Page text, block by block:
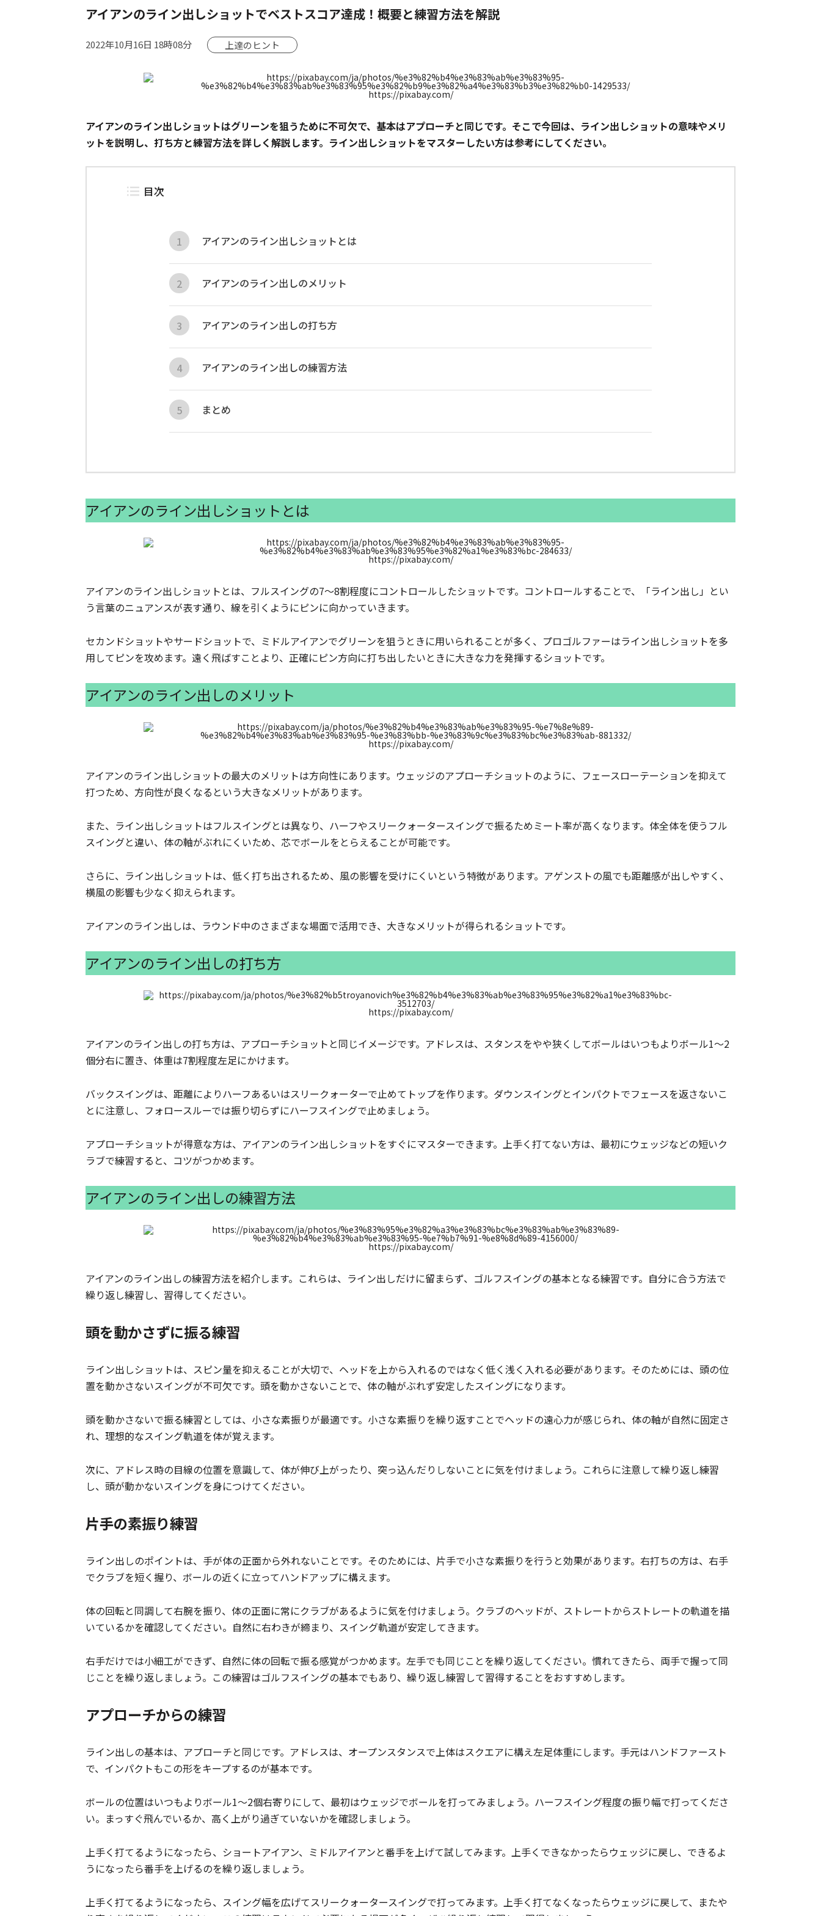
アイアンのライン出しショットでベストスコア達成！概要と練習方法を解説
2022年10月16日 18時08分 上達のヒント
https://pixabay.com/
アイアンのライン出しショットはグリーンを狙うために不可欠で、基本はアプローチと同じです。そこで今回は、ライン出しショットの意味やメリ
ットを説明し、打ち方と練習方法を詳しく解説します。ライン出しショットをマスターしたい方は参考にしてください。
目次
アイアンのライン出しショットとは
アイアンのライン出しのメリット
アイアンのライン出しの打ち方
アイアンのライン出しの練習方法
まとめ
アイアンのライン出しショットとは
https://pixabay.com/
アイアンのライン出しショットとは、フルスイングの7～8割程度にコントロールしたショットです。コントロールすることで、「ライン出し」とい
う言葉のニュアンスが表す通り、線を引くようにピンに向かっていきます。
セカンドショットやサードショットで、ミドルアイアンでグリーンを狙うときに用いられることが多く、プロゴルファーはライン出しショットを多
用してピンを攻めます。遠く飛ばすことより、正確にピン方向に打ち出したいときに大きな力を発揮するショットです。
アイアンのライン出しのメリット
https://pixabay.com/
アイアンのライン出しショットの最大のメリットは方向性にあります。ウェッジのアプローチショットのように、フェースローテーションを抑えて
打つため、方向性が良くなるという大きなメリットがあります。
また、ライン出しショットはフルスイングとは異なり、ハーフやスリークォータースイングで振るためミート率が高くなります。体全体を使うフル
スイングと違い、体の軸がぶれにくいため、芯でボールをとらえることが可能です。
さらに、ライン出しショットは、低く打ち出されるため、風の影響を受けにくいという特徴があります。アゲンストの風でも距離感が出しやすく、
横風の影響も少なく抑えられます。
アイアンのライン出しは、ラウンド中のさまざまな場面で活用でき、大きなメリットが得られるショットです。
アイアンのライン出しの打ち方
https://pixabay.com/
アイアンのライン出しの打ち方は、アプローチショットと同じイメージです。アドレスは、スタンスをやや狭くしてボールはいつもよりボール1～2
個分右に置き、体重は7割程度左足にかけます。
バックスイングは、距離によりハーフあるいはスリークォーターで止めてトップを作ります。ダウンスイングとインパクトでフェースを返さないこ
とに注意し、フォロースルーでは振り切らずにハーフスイングで止めましょう。
アプローチショットが得意な方は、アイアンのライン出しショットをすぐにマスターできます。上手く打てない方は、最初にウェッジなどの短いク
ラブで練習すると、コツがつかめます。
アイアンのライン出しの練習方法
https://pixabay.com/
アイアンのライン出しの練習方法を紹介します。これらは、ライン出しだけに留まらず、ゴルフスイングの基本となる練習です。自分に合う方法で
繰り返し練習し、習得してください。
頭を動かさずに振る練習
ライン出しショットは、スピン量を抑えることが大切で、ヘッドを上から入れるのではなく低く浅く入れる必要があります。そのためには、頭の位
置を動かさないスイングが不可欠です。頭を動かさないことで、体の軸がぶれず安定したスイングになります。
頭を動かさないで振る練習としては、小さな素振りが最適です。小さな素振りを繰り返すことでヘッドの遠心力が感じられ、体の軸が自然に固定さ
れ、理想的なスイング軌道を体が覚えます。
次に、アドレス時の目線の位置を意識して、体が伸び上がったり、突っ込んだりしないことに気を付けましょう。これらに注意して繰り返し練習
し、頭が動かないスイングを身につけてください。
片手の素振り練習
ライン出しのポイントは、手が体の正面から外れないことです。そのためには、片手で小さな素振りを行うと効果があります。右打ちの方は、右手
でクラブを短く握り、ボールの近くに立ってハンドアップに構えます。
体の回転と同調して右腕を振り、体の正面に常にクラブがあるように気を付けましょう。クラブのヘッドが、ストレートからストレートの軌道を描
いているかを確認してください。自然に右わきが締まり、スイング軌道が安定してきます。
右手だけでは小細工ができず、自然に体の回転で振る感覚がつかめます。左手でも同じことを繰り返してください。慣れてきたら、両手で握って同
じことを繰り返しましょう。この練習はゴルフスイングの基本でもあり、繰り返し練習して習得することをおすすめします。
アプローチからの練習
ライン出しの基本は、アプローチと同じです。アドレスは、オープンスタンスで上体はスクエアに構え左足体重にします。手元はハンドファースト
で、インパクトもこの形をキープするのが基本です。
ボールの位置はいつもよりボール1〜2個右寄りにして、最初はウェッジでボールを打ってみましょう。ハーフスイング程度の振り幅で打ってくださ
い。まっすぐ飛んでいるか、高く上がり過ぎていないかを確認しましょう。
上手く打てるようになったら、ショートアイアン、ミドルアイアンと番手を上げて試してみます。上手くできなかったらウェッジに戻し、できるよ
うになったら番手を上げるのを繰り返しましょう。
上手く打てるようになったら、スイング幅を広げてスリークォータースイングで打ってみます。上手く打てなくなったらウェッジに戻して、またや